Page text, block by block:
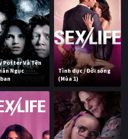
Potter Và Tên
Ngục
Tình dục / Đời sống
(Mùa 1)